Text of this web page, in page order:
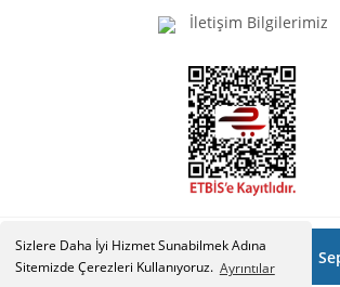
Sizlere Daha İyi Hizmet Sunabilmek Adına
Sitemizde Çerezleri Kullanıyoruz. Ayrıntılar
3.889,26 ₺
İletişim Bilgilerimiz
Copyright © Emosmarketing.com. Tüm